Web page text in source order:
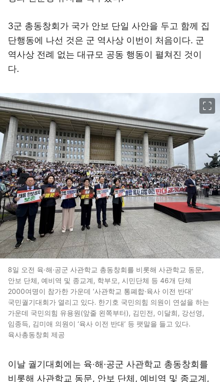
3군 총동창회가 국가 안보 단일 사안을 두고 함께 집
단행동에 나선 것은 군 역사상 이번이 처음이다. 군
역사상 전례 없는 대규모 공동 행동이 펼쳐진 것이
다.
8일 오전 육·해·공군 사관학교 총동창회를 비롯해 사관학교 동문,
안보 단체, 예비역 및 종교계, 학부모, 시민단체 등 46개 단체
2000여명이 참가한 가운데 ‘사관학교 통폐합·육사 이전 반대’
국민궐기대회가 열리고 있다. 한기호 국민의힘 의원이 연설을 하는
가운데 국민의힘 유용원(앞줄 왼쪽부터), 김민전, 이달희, 강선영,
임종득, 김미애 의원이 ‘육사 이전 반대’ 등 팻말을 들고 있다.
육사총동창회 제공
이날 궐기대회에는 육·해·공군 사관학교 총동창회를
비롯해 사관학교 동문, 안보 단체, 예비역 및 종교계,